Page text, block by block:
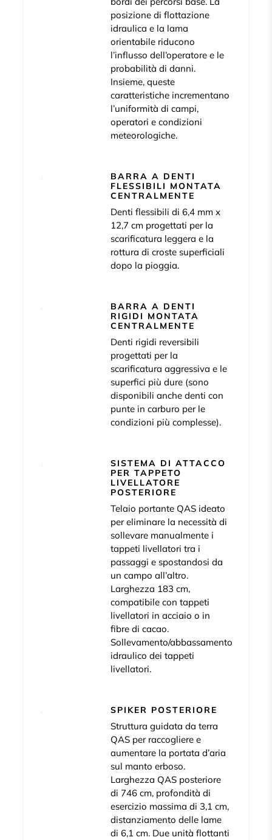
posizione di flottazione
idraulica e la lama
orientabile riducono
l’influsso dell’operatore e le
probabilità di danni.
Insieme, queste
caratteristiche incrementano
l’uniformità di campi,
operatori e condizioni
meteorologiche.
BARRA A DENTI
FLESSIBILI MONTATA
CENTRALMENTE
Denti flessibili di 6,4 mm x
12,7 cm progettati per la
scarificatura leggera e la
rottura di croste superficiali
dopo la pioggia.
BARRA A DENTI
RIGIDI MONTATA
CENTRALMENTE
Denti rigidi reversibili
progettati per la
scarificatura aggressiva e le
superfici più dure (sono
disponibili anche denti con
punte in carburo per le
condizioni più complesse).
SISTEMA DI ATTACCO
PER TAPPETO
LIVELLATORE
POSTERIORE
Telaio portante QAS ideato
per eliminare la necessità di
sollevare manualmente i
tappeti livellatori tra i
passaggi e spostandosi da
un campo all’altro.
Larghezza 183 cm,
compatibile con tappeti
livellatori in acciaio o in
fibre di cacao.
Sollevamento/abbassamento
idraulico dei tappeti
livellatori.
SPIKER POSTERIORE
Struttura guidata da terra
QAS per raccogliere e
aumentare la portata d’aria
sul manto erboso.
Larghezza QAS posteriore
di 746 cm, profondità di
esercizio massima di 3,1 cm,
distanziamento delle lame
di 6,1 cm. Due unità flottanti